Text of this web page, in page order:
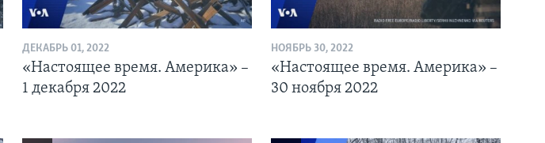
ДЕКАБРЬ 01, 2022
«Настоящее время. Америка» –
1 декабря 2022
НОЯБРЬ 30, 2022
«Настоящее время. Америка» –
30 ноября 2022